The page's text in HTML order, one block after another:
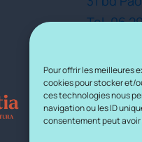
Pour offrir les meilleures
cookies pour stocker et/
ces technologies nous
navigation ou les ID
consentement peut
Tel. 06